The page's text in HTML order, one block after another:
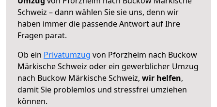
Schweiz – dann wählen Sie sie uns, denn wir
haben immer die passende Antwort auf Ihre
Fragen parat.
Ob ein Privatumzug von Pforzheim nach Buckow
Märkische Schweiz oder ein gewerblicher Umzug
nach Buckow Märkische Schweiz, wir helfen,
damit Sie problemlos und stressfrei umziehen
können.